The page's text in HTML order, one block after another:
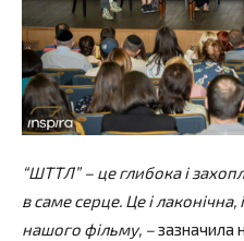
“ШТТЛ” – це глибока і
в саме серце. Це і
нашого фільму, –зазначила